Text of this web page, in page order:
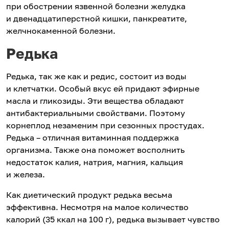
при обострении язвенной болезни желудка
и двенадцатиперстной кишки, панкреатите,
желчнокаменной болезни.
Редька
Редька, так же как и редис, состоит из воды
и клетчатки. Особый вкус ей придают эфирные
масла и гликозиды. Эти вещества обладают
антибактериальными свойствами. Поэтому
корнеплод незаменим при сезонных простудах.
Редька – отличная витаминная поддержка
организма. Также она поможет восполнить
недостаток калия, натрия, магния, кальция
и железа.
Как диетический продукт редька весьма
эффективна. Несмотря на малое количество
калорий (35 ккал на 100 г), редька вызывает чувство